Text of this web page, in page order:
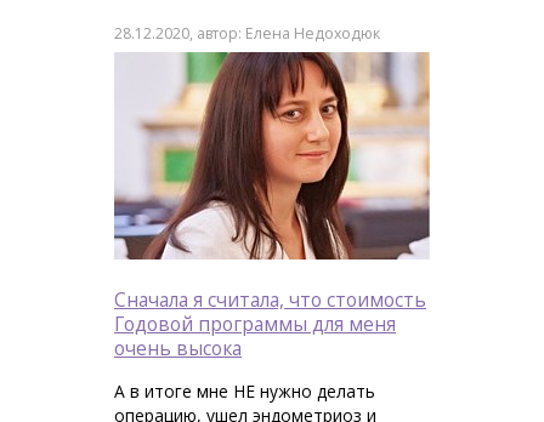
28.12.2020, автор: Елена Недоходюк
Сначала я считала, что стоимость
Годовой программы для меня
очень высока
А в итоге мне НЕ нужно делать
операцию, ушел эндометриоз и